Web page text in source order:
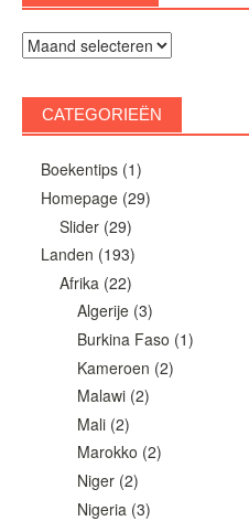
Archieven
CATEGORIEËN
Boekentips(1)
Homepage(29)
Slider(29)
Landen (193)
Afrika (22)
Algerije (3)
Burkina Faso (1)
Kameroen (2)
Malawi (2)
Mali (2)
Marokko (2)
Niger (2)
Nigeria (3)